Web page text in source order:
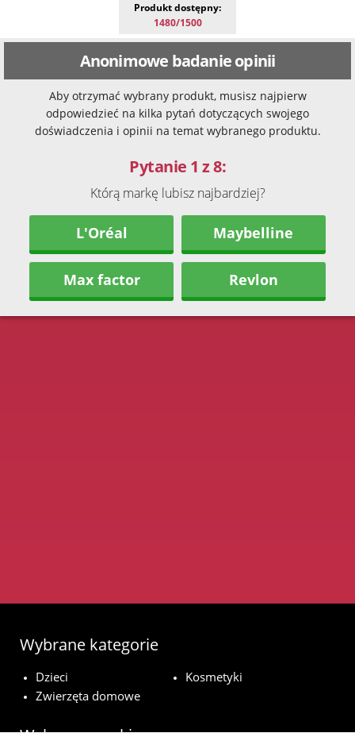
Produkt dostępny:
1480/1500
Anonimowe badanie opinii
Aby otrzymać wybrany produkt, musisz najpierw
odpowiedzieć na kilka pytań dotyczących swojego
doświadczenia i opinii na temat wybranego produktu.
Pytanie 1 z 8:
Którą markę lubisz najbardziej?
L'Oréal Maybelline
Max factor Revlon
Wybrane kategorie
Dzieci
Kosmetyki
Zwierzęta domowe